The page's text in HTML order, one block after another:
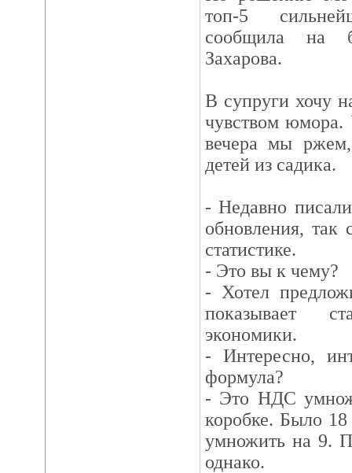
топ-5
сообщила на
Захарова.
В супруги хочу
чувством юмора.
вечера мы
детей из садика.
- Недавно
обновления, так
статистике.
- Это вы к чему?
- Хотел
показывает
экономики.
- Интересно,
формула?
- Это НДС
коробке. Было
умножить на 9.
однако.